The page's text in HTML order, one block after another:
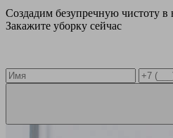
Создадим безупречную чистоту
Закажите уборку сейчас